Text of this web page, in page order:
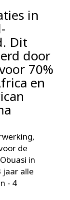
in
Dit
door
70%
en
de
in
jaar alle
- 4